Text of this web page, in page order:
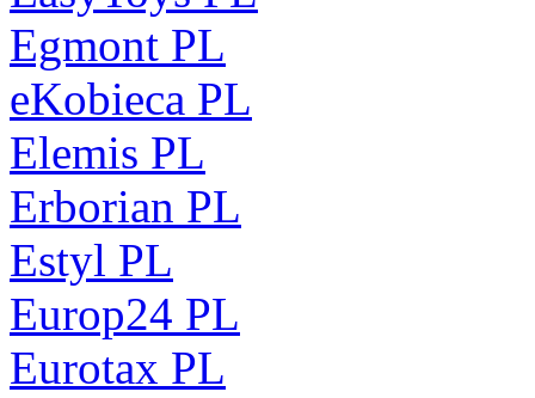
Egmont PL
eKobieca PL
Elemis PL
Erborian PL
Estyl PL
Europ24 PL
Eurotax PL